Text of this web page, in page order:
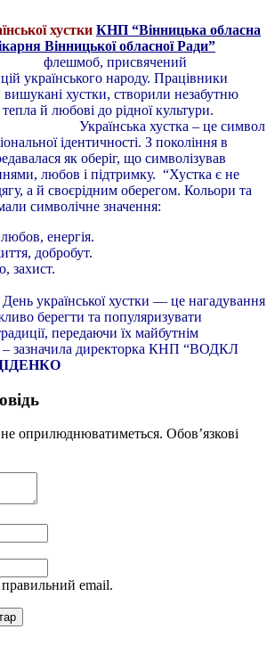
хустки КНП “Вінницька обласна
Вінницької обласної Ради”
флешмоб, присвячений
українського народу. Працівники
вишукані хустки, створили незабутню
тепла й любові до рідної культури.
Українська хустка – це символ
ідентичності. З покоління в
як оберіг, що символізував
любов і підтримку. “Хустка є не
а й своєрідним оберегом. Кольори та
символічне значення:
енергія.
добробут.
— небо, захист.
хустки — це нагадування
берегти та популяризувати
передаючи їх майбутнім
– зазначила директорка КНП “ВОДКЛ
оприлюднюватиметься. Обов’язкові
правильний email.